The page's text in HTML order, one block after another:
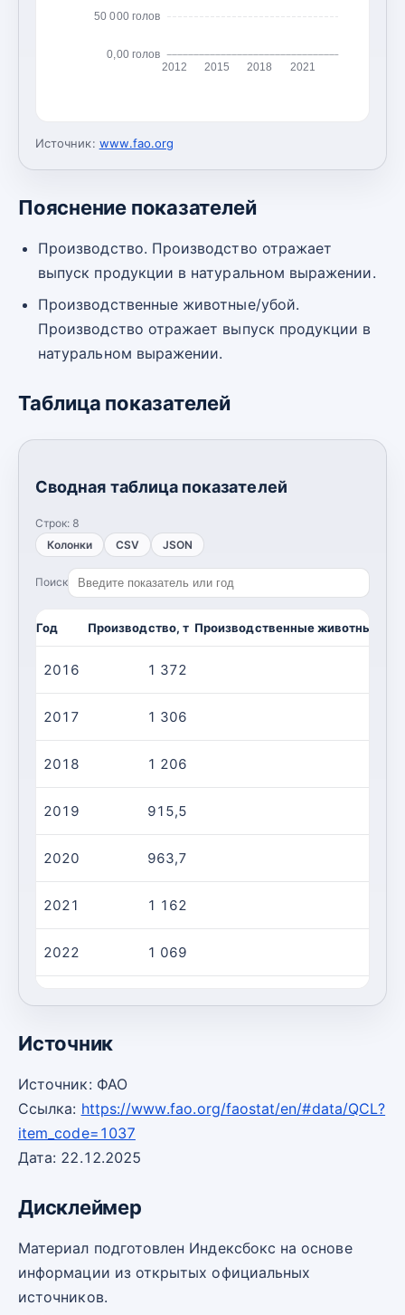
0,00 голов
50 000 голов
2012 2015 2018 2021
Источник: www.fao.org
Пояснение показателей
Производство. Производство отражает
выпуск продукции в натуральном выражении.
Производственные животные/убой.
Производство отражает выпуск продукции в
натуральном выражении.
Таблица показателей
Сводная таблица показателей
Строк: 8
Колонки
CSV JSON
Поиск
Год Производство, т Производственные животные/
2016 1 372
2017 1 306
2018 1 206
2019 915,5
2020 963,7
2021 1 162
2022 1 069
Источник
Источник: ФАО
Ссылка: https://www.fao.org/faostat/en/#data/QCL?
item_code=1037
Дата: 22.12.2025
Дисклеймер
Материал подготовлен Индексбокс на основе
информации из открытых официальных
источников.